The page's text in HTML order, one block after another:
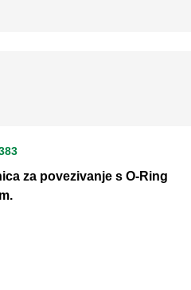
za povezivanje s O-Ring